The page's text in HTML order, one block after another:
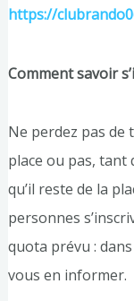
https://
Comment savoir
Ne perdez pas de
place ou pas, tant
qu’il reste de la
personnes
quota prévu :
vous en informer.